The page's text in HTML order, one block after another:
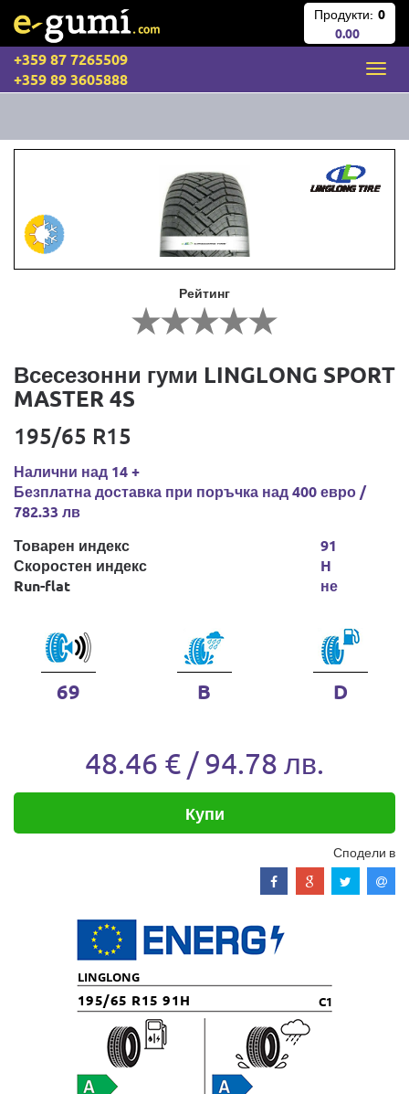
Продукти: 0
0.00
+359 87 7265509
+359 89 3605888
Рейтинг
Всесезонни гуми LINGLONG SPORT
MASTER 4S
195/65 R15
Налични над 14 +
Безплатна доставка при поръчка над 400 евро /
782.33 лв
Товарен индекс
Скоростен индекс
Run-flat
91
H
не
69 B D
48.46 € / 94.78 лв.
Купи
Сподели в
LINGLONG
195/65 R15 91H C1